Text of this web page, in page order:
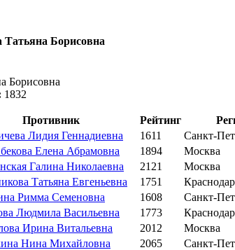
Татьяна Борисовна
Борисовна
1832
Противник Рейтинг
Лидия Геннадиевна 1611 Санкт-
Елена Абрамовна 1894 Москва
Галина Николаевна 2121 Москва
Татьяна Евгеньевна 1751
Римма Семеновна 1608 Санкт-
Людмила Васильевна 1773
Ирина Витальевна 2012 Москва
Нина Михайловна 2065 Санкт-